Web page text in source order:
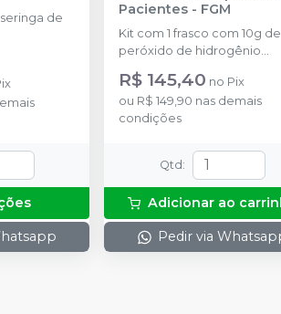
de
Pacientes - FGM
Kit com 1 frasco com 10g de
peróxido de hidrogênio
de espessante + 1 frasco
2g de solução Neutralize
(neutralizante de peróxidos)
preparo do gel e 1 Top Dam
com 2g.
R$ 145,40 no Pix
ou R$ 149,90 nas demais
condições
Qtd :
Adicionar ao
Pedir via